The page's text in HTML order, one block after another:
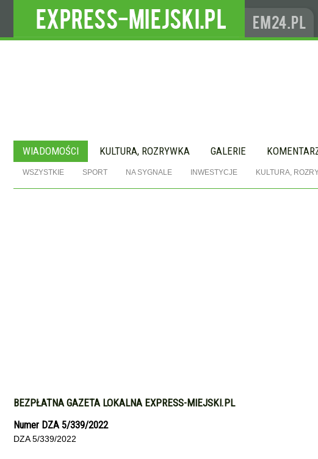
WIADOMOŚCI KULTURA, ROZRYWKA GALERIE
WSZYSTKIE SPORT NA SYGNALE INWESTYCJE KULTURA,
BEZPŁATNA GAZETA LOKALNA EXPRESS-MIEJSKI.PL
Numer DZA 5/339/2022
DZA 5/339/2022